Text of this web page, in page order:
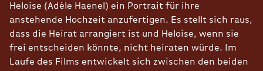
Heloise (Adèle Haenel) ein Portrait für ihre
anstehende Hochzeit anzufertigen. Es stellt sich raus,
dass die Heirat arrangiert ist und Heloise, wenn sie
frei entscheiden könnte, nicht heiraten würde. Im
Laufe des Films entwickelt sich zwischen den beiden